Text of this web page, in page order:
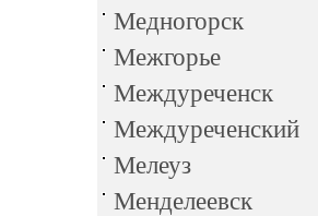
Медногорск
Межгорье
Междуреченск
Междуреченский
Мелеуз
Менделеевск